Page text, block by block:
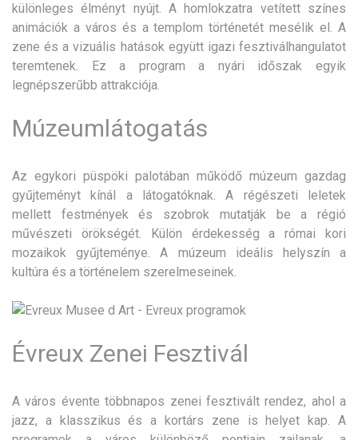
különleges élményt nyújt. A homlokzatra vetített színes
animációk a város és a templom történetét mesélik el. A
zene és a vizuális hatások együtt igazi fesztiválhangulatot
teremtenek. Ez a program a nyári időszak egyik
legnépszerűbb attrakciója.
Múzeumlátogatás
Az egykori püspöki palotában működő múzeum gazdag
gyűjteményt kínál a látogatóknak. A régészeti leletek
mellett festmények és szobrok mutatják be a régió
művészeti örökségét. Külön érdekesség a római kori
mozaikok gyűjteménye. A múzeum ideális helyszín a
kultúra és a történelem szerelmeseinek.
Évreux Zenei Fesztivál
A város évente többnapos zenei fesztivált rendez, ahol a
jazz, a klasszikus és a kortárs zene is helyet kap. A